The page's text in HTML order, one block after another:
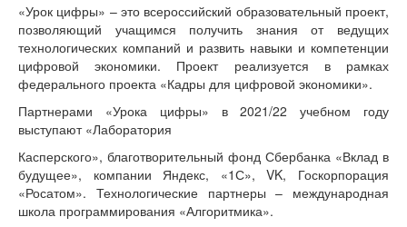
«Урок цифры» – это всероссийский образовательный проект,
позволяющий учащимся получить знания от ведущих
технологических компаний и развить навыки и компетенции
цифровой экономики. Проект реализуется в рамках
федерального проекта «Кадры для цифровой экономики».
Партнерами «Урока цифры» в 2021/22 учебном году
выступают «Лаборатория
Касперского», благотворительный фонд Сбербанка «Вклад в
будущее», компании Яндекс, «1С», VK, Госкорпорация
«Росатом». Технологические партнеры – международная
школа программирования «Алгоритмика».